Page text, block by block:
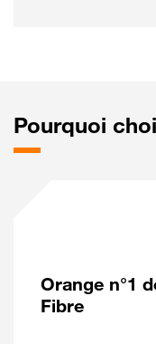
Pourquoi
Orange n°1
Fibre